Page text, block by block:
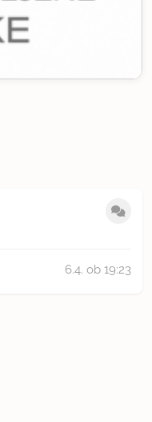
6.4. ob 19:23